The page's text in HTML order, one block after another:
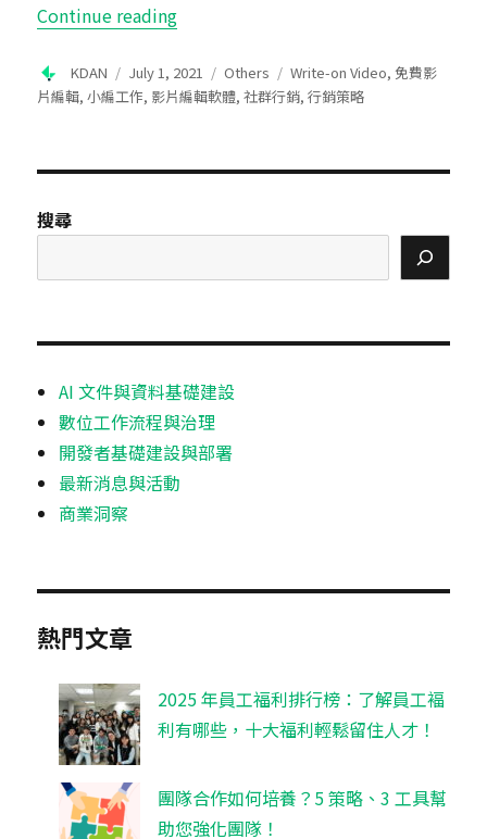
Continue reading“Write-on Video: 社群小編影片編輯
Author
KDAN
Posted
on
July 1, 2021 Categories
Others Tags
Write-on Video,免費影
片編輯,小編工作, 影片編輯軟體,社群行銷,行銷策略
搜尋
AI 文件與資料基礎建設
數位工作流程與治理
開發者基礎建設與部署
最新消息與活動
商業洞察
熱門文章
2025 年員工福利排行榜：了解員工褔
利有哪些，十大福利輕鬆留住人才！
團隊合作如何培養？5 策略、3 工具幫
助您強化團隊！